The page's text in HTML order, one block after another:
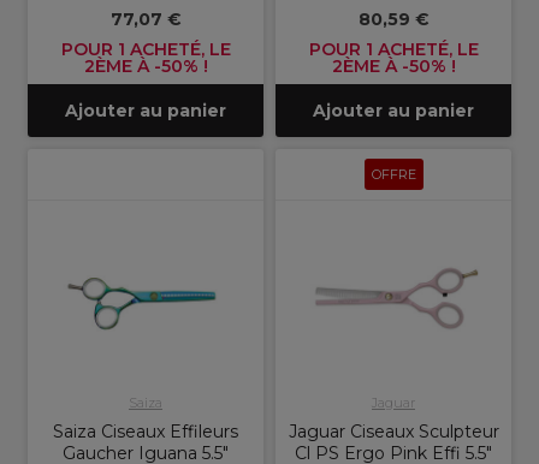
77,07 €
POUR 1 ACHETÉ, LE
2ÈME À -50% !
Ajouter au panier
80,59 €
POUR 1 ACHETÉ, LE
2ÈME À -50% !
Ajouter au panier
Saiza
Saiza Ciseaux Effileurs
Gaucher Iguana 5.5"
OFFRE
Jaguar
Jaguar Ciseaux Sculpteur
Cl PS Ergo Pink Effi 5.5"